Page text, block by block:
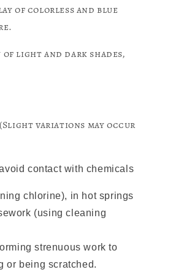
of colorless and blue
light and dark shades,
variations may occur
contact with chemicals
chlorine), in hot springs
(using cleaning
strenuous work to
or being scratched.